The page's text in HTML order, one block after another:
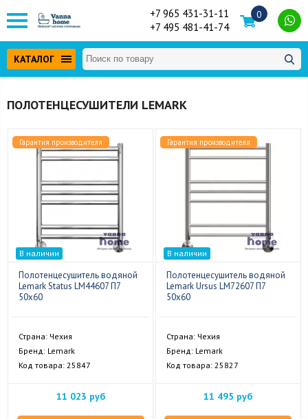
+7 965 431-31-11
+7 495 481-41-74
0
КАТАЛОГ
ПОЛОТЕНЦЕСУШИТЕЛИ LEMARK
Гарантия производителя
В наличии
Полотенцесушитель водяной
Lemark Status LM44607 П7
50x60
Страна: Чехия
Бренд: Lemark
Код товара: 25847
11 023 руб
Гарантия производителя
В наличии
Полотенцесушитель водяной
Lemark Ursus LM72607 П7
50x60
Страна: Чехия
Бренд: Lemark
Код товара: 25827
11 495 руб